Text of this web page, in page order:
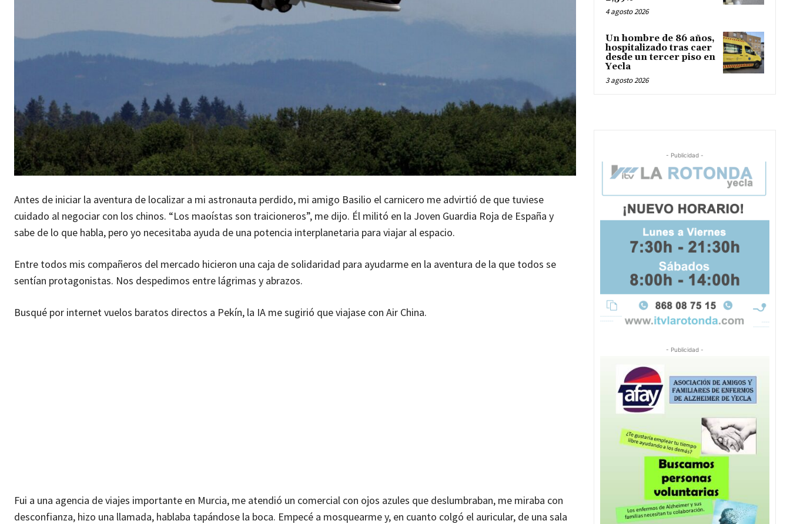
Antes de iniciar la aventura de localizar a mi astronauta perdido, mi amigo Basilio el carnicero me advirtió de que tuviese
cuidado al negociar con los chinos. “Los maoístas son traicioneros”, me dijo. Él militó en la Joven Guardia Roja de España y
sabe de lo que habla, pero yo necesitaba ayuda de una potencia interplanetaria para viajar al espacio.
Entre todos mis compañeros del mercado hicieron una caja de solidaridad para ayudarme en la aventura de la que todos se
sentían protagonistas. Nos despedimos entre lágrimas y abrazos.
Busqué por internet vuelos baratos directos a Pekín, la IA me sugirió que viajase con Air China.
Fui a una agencia de viajes importante en Murcia, me atendió un comercial con ojos azules que deslumbraban, me miraba con
desconfianza, hizo una llamada, hablaba tapándose la boca. Empecé a mosquearme y, en cuanto colgó el auricular, de una sala
4 agosto 2026
Un hombre de 86 años,
hospitalizado tras caer
desde un tercer piso en
Yecla
3 agosto 2026
- Publicidad -
- Publicidad -